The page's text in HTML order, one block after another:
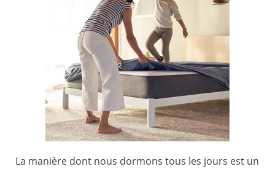
La manière dont nous dormons tous les jours est un